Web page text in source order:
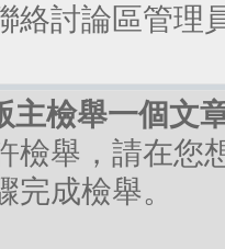
絡討論區管理
主檢舉一個文
檢舉，請在您
成檢舉。